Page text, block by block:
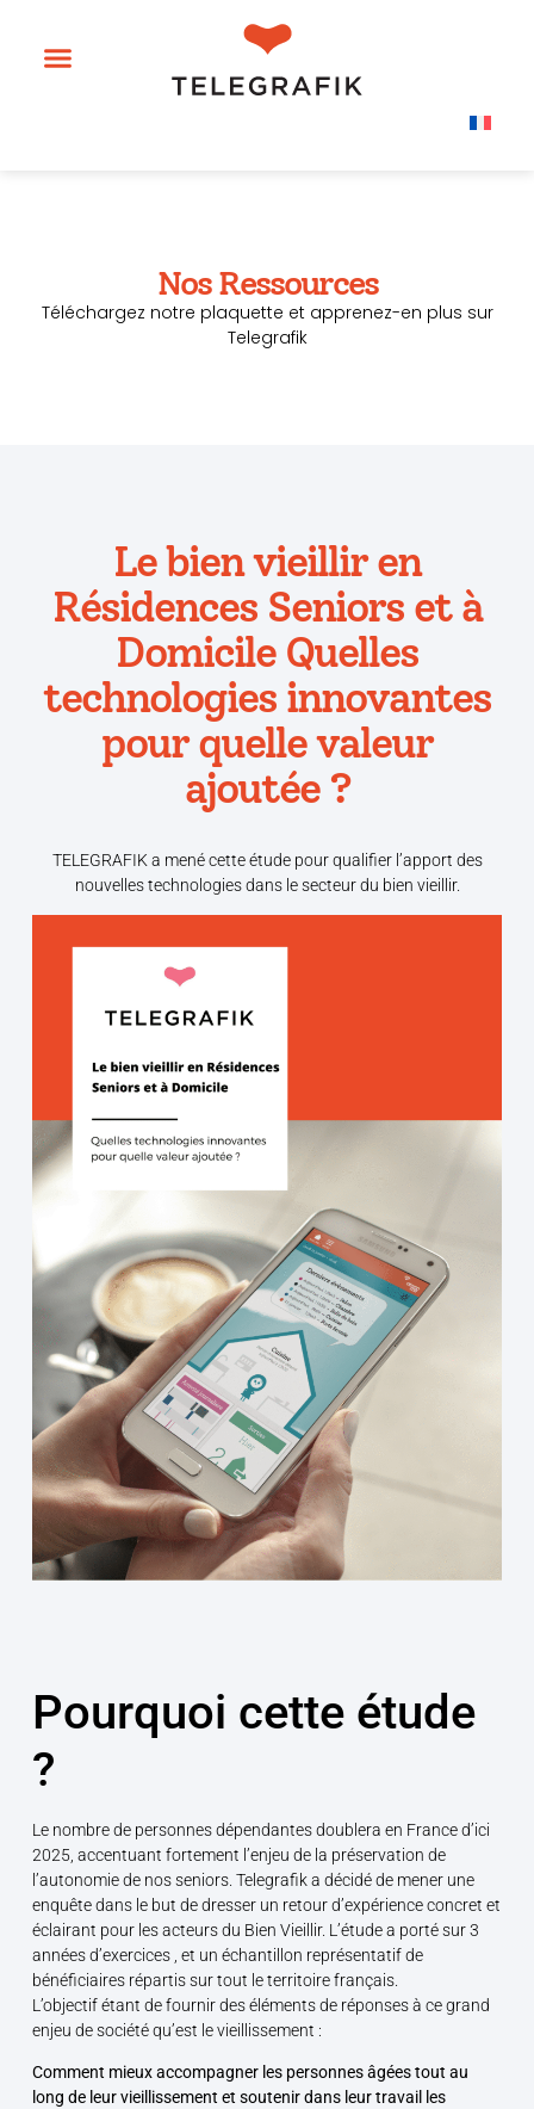
Nos Ressources
Téléchargez notre plaquette et apprenez-en plus sur
Telegrafik
Le bien vieillir en
Résidences Seniors et à
Domicile Quelles
technologies innovantes
pour quelle valeur
ajoutée ?
TELEGRAFIK a mené cette étude pour qualifier l’apport des
nouvelles technologies dans le secteur du bien vieillir.
Pourquoi cette étude
?
Le nombre de personnes dépendantes doublera en France d’ici
2025, accentuant fortement l’enjeu de la préservation de
l’autonomie de nos seniors. Telegrafik a décidé de mener une
enquête dans le but de dresser un retour d’expérience concret et
éclairant pour les acteurs du Bien Vieillir. L’étude a porté sur 3
années d’exercices , et un échantillon représentatif de
bénéficiaires répartis sur tout le territoire français.
L’objectif étant de fournir des éléments de réponses à ce grand
enjeu de société qu’est le vieillissement :
Comment mieux accompagner les personnes âgées tout au
long de leur vieillissement et soutenir dans leur travail les